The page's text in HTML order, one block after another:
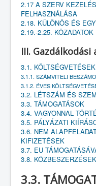
2.17 A SZERV
FELHASZNÁLÁSA
2.18. KÜLÖNÖS ÉS
2.19.-2.25.
III. Gazdálkodási
3.1.
3.1.1. SZÁMVITELI
3.1.2. ÉVES
3.2. LÉTSZÁM ÉS
3.3. TÁMOGATÁSOK
3.4. VAGYONNAL
3.5. PÁLYÁZATI
3.6. NEM
KIFIZETÉSEK
3.7. EU
3.8. KÖZBESZERZÉSEK
3.3.